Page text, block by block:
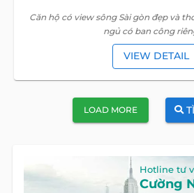
Căn hộ có view sông Sài gòn đẹp và
ngủ có ban công
VIEW DETAIL
LOAD MORE
Hotline tư
Cường